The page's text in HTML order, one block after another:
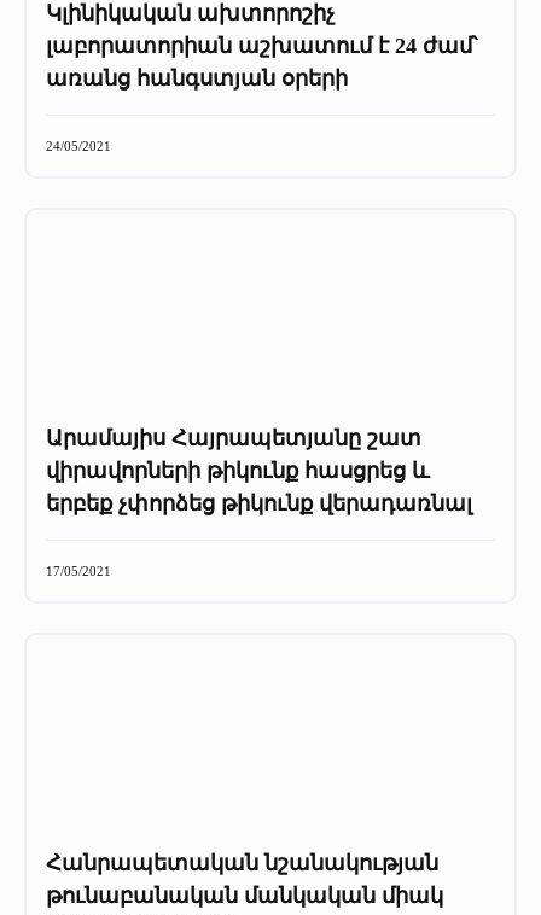
Կլինիկական ախտորոշիչ
լաբորատորիան աշխատում է 24 ժամ՝
առանց հանգստյան օրերի
24/05/2021
Արամայիս Հայրապետյանը շատ
վիրավորների թիկունք հասցրեց և
երբեք չփորձեց թիկունք վերադառնալ
17/05/2021
Հանրապետական նշանակության
թունաբանական մանկական միակ